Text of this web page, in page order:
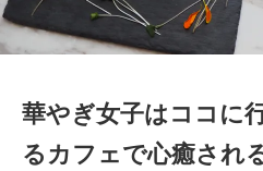
華やぎ女子はココに
るカフェで心癒され